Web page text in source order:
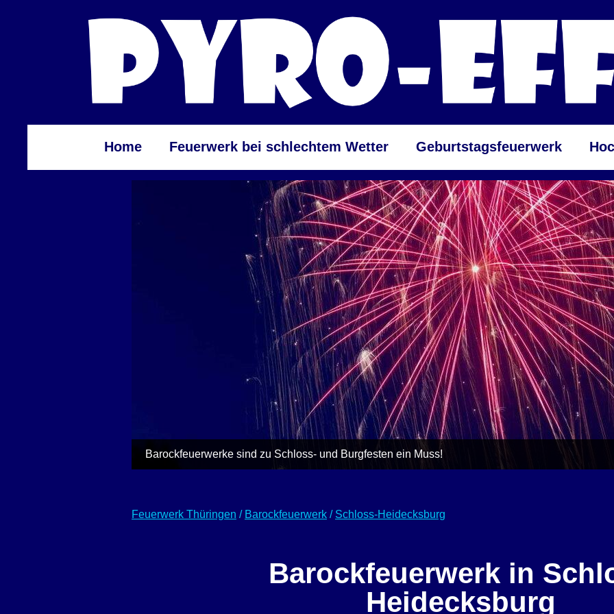
Home Feuerwerk bei schlechtem Wetter Geburtstagsfeuerwerk
Barockfeuerwerke sind zu Schloss- und Burgfesten ein Muss!
Feuerwerk Thüringen / Barockfeuerwerk / Schloss-Heidecksburg
Barockfeuerwerk in
Heidecksburg